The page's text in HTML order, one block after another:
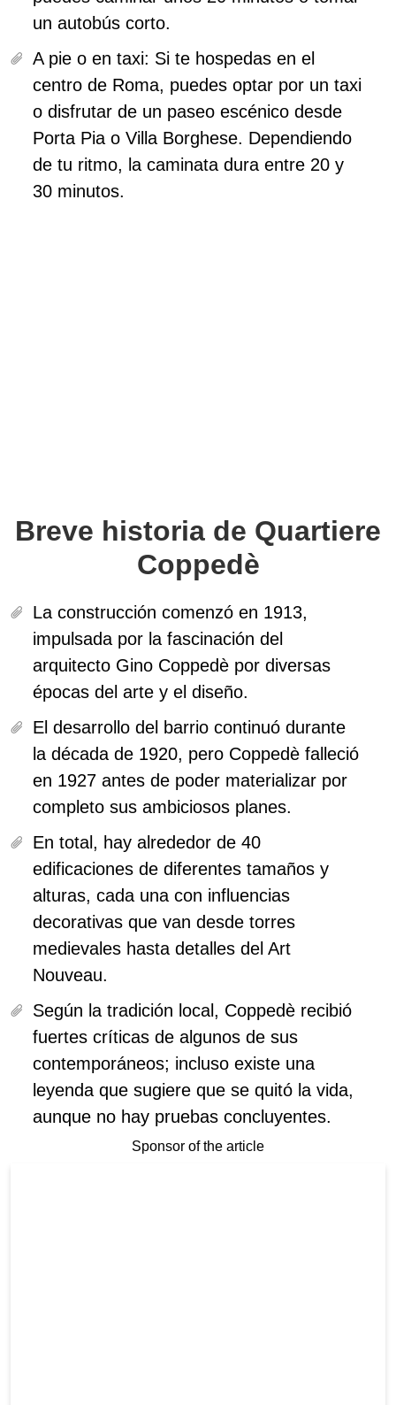
un autobús corto.
A pie o en taxi: Si te hospedas en el
centro de Roma, puedes optar por un taxi
o disfrutar de un paseo escénico desde
Porta Pia o Villa Borghese. Dependiendo
de tu ritmo, la caminata dura entre 20 y
30 minutos.
Breve historia de Quartiere
Coppedè
La construcción comenzó en 1913,
impulsada por la fascinación del
arquitecto Gino Coppedè por diversas
épocas del arte y el diseño.
El desarrollo del barrio continuó durante
la década de 1920, pero Coppedè falleció
en 1927 antes de poder materializar por
completo sus ambiciosos planes.
En total, hay alrededor de 40
edificaciones de diferentes tamaños y
alturas, cada una con influencias
decorativas que van desde torres
medievales hasta detalles del Art
Nouveau.
Según la tradición local, Coppedè recibió
fuertes críticas de algunos de sus
contemporáneos; incluso existe una
leyenda que sugiere que se quitó la vida,
aunque no hay pruebas concluyentes.
Sponsor of the article